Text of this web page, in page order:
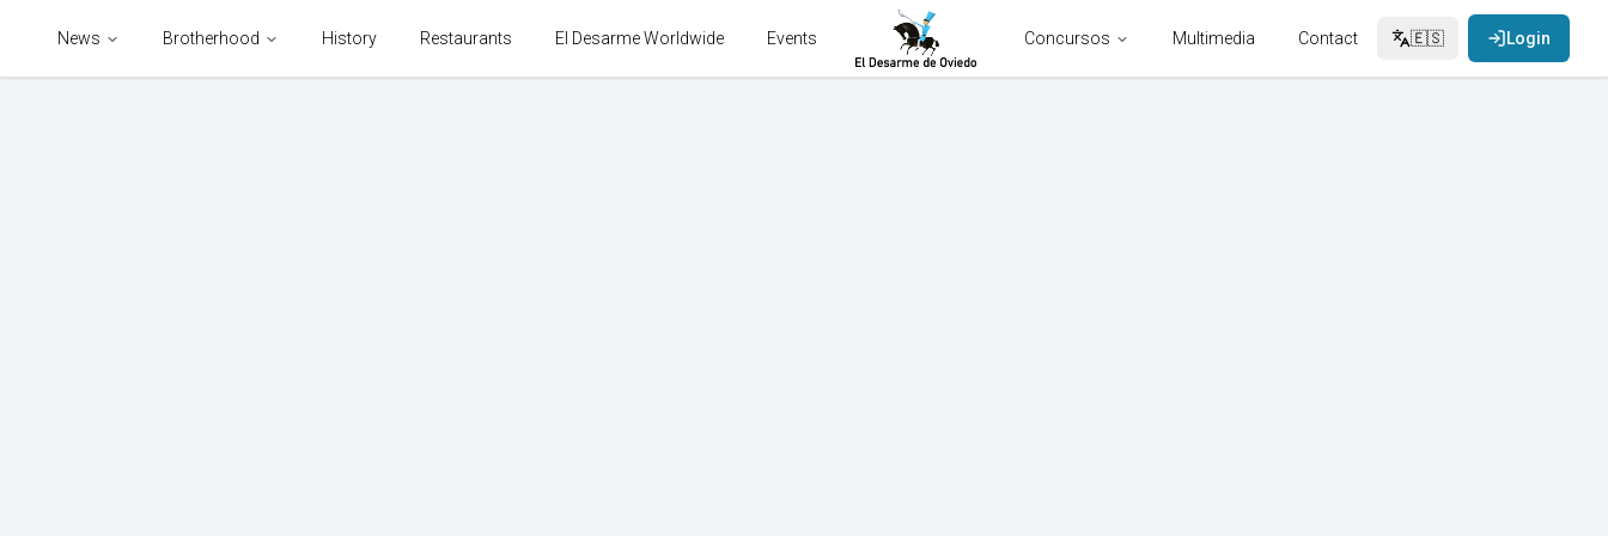
News Brotherhood History Restaurants El Desarme Worldwide Events Concursos Multimedia Contact 🇪🇸 Login